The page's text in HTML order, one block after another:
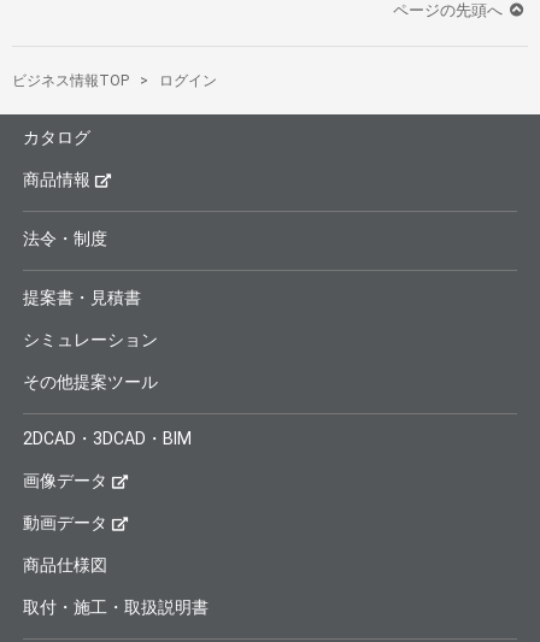
ページの先頭へ
ビジネス情報TOP ログイン
カタログ
商品情報
法令・制度
提案書・見積書
シミュレーション
その他提案ツール
2DCAD・3DCAD・BIM
画像データ
動画データ
商品仕様図
取付・施工・取扱説明書